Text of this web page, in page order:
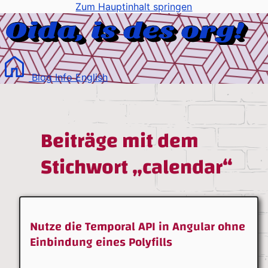
Zum Hauptinhalt springen
BlogInfoEnglish
Beiträge mit dem
Stichwort „calendar“
Nutze die Temporal API in Angular ohne
Einbindung eines Polyfills